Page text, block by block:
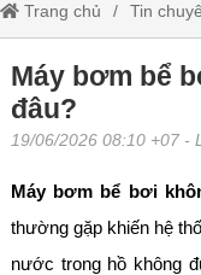
Trang chủ Tin
Máy bơm bể bơi không
Máy bơm bể
đâu?
19/06/2026 08:10 +07 -
Máy bơm bể bơi
thường gặp khiến hệ
nước trong hồ không